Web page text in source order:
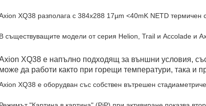
Архивни продукти
XQ38 разполага с 384x288 17µm <40mK NETD термичен
съществуващите модели от серия Helion, Trail и Accolade и
XQ38 е напълно подходящ за външни условия,
да работи както при горещи температури, така и
XQ38 е оборудван със собствен вътрешен